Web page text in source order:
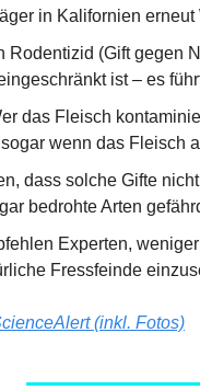
in Kalifornien
Rodentizid (Gift gegen
ist – es
das Fleisch
wenn das Fleisch
dass solche Gifte
bedrohte Arten
Experten,
Fressfeinde
(inkl. Fotos)